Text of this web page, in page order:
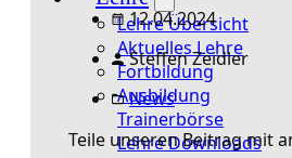
Lehre Übersicht
Aktuelles Lehre
Fortbildung
Ausbildung
Trainerbörse
Lehre Downloads
12.04.2024
Steffen Zeidler
News
Teile unseren Beitrag mit